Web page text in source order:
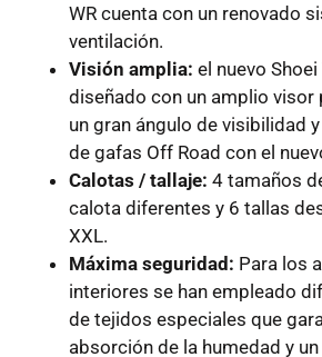
WR cuenta con un renovado
ventilación.
Visión amplia: el nuevo
diseñado con un amplio visor
un gran ángulo de visibilidad
de gafas Off Road con el
Calotas / tallaje: 4 tamaños
calota diferentes y 6 tallas
XXL.
Máxima seguridad: Para los
interiores se han empleado
de tejidos especiales que
absorción de la humedad y